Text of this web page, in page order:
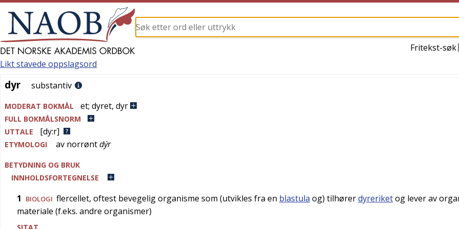
Fritekst-søk
dyr
Likt stavede oppslagsord
dyr substantiv
MODERAT BOKMÅL et; dyret, dyr
FULL BOKMÅLSNORM
UTTALE
[dy:r]
ETYMOLOGI av norrøntdýr
BETYDNING OG BRUK
INNHOLDSFORTEGNELSE
1 BIOLOGI flercellet, oftest bevegelig organisme som (utvikles fra en blastula og) tilhørerdyreriketog lever av
materiale (f.eks. andre organismer)
SITAT